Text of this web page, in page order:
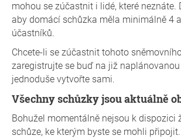
mohou se zúčastnit i lidé, které neznáte.
aby domácí schůzka měla minimálně 4
účastníků.
Chcete-li se zúčastnit tohoto
zaregistrujte se buď na již
jednoduše vytvořte sami.
Všechny schůzky jsou aktuálně
Bohužel momentálně nejsou k dispozici
schůze, ke kterým byste se mohli